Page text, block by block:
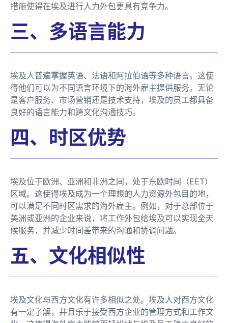
措施使得在埃及进行人力外包更具有竞争力。
三、多语言能力
埃及人普遍掌握英语、法语和阿拉伯语等多种语言。这使
得他们可以为不同语言环境下的海外雇主提供服务。无论
是客户服务、市场营销还是技术支持，埃及的员工都具备
良好的语言能力和跨文化沟通技巧。
四、时区优势
埃及位于欧洲、亚洲和非洲之间，处于东欧时间（EET）
区域。这使得埃及成为一个理想的人力资源外包目的地，
可以满足不同时区需求的海外雇主。例如，对于总部位于
美洲或亚洲的企业来说，将工作外包给埃及可以实现全天
候服务，并减少时间差带来的沟通和协调问题。
五、文化相似性
埃及文化与西方文化有许多相似之处。埃及人对西方文化
有一定了解，并且乐于接受西方企业的管理方式和工作文